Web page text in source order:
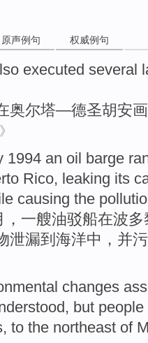
原声例句 权威例句
executed several
奥尔塔—德圣胡安
1994 an oil barge
Rico, leaking its
causing the
， 一艘油驳船在波多
泄漏到 海洋中，并
changes
, but people
, to the northeast of